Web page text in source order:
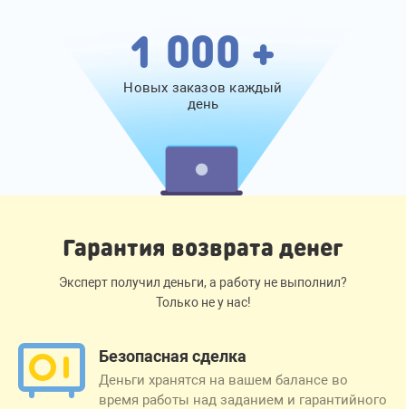
1 000 +
Новых заказов каждый
день
Гарантия возврата денег
Эксперт получил деньги, а работу не выполнил?
Только не у нас!
Безопасная сделка
Деньги хранятся на вашем балансе во
время работы над заданием и гарантийного